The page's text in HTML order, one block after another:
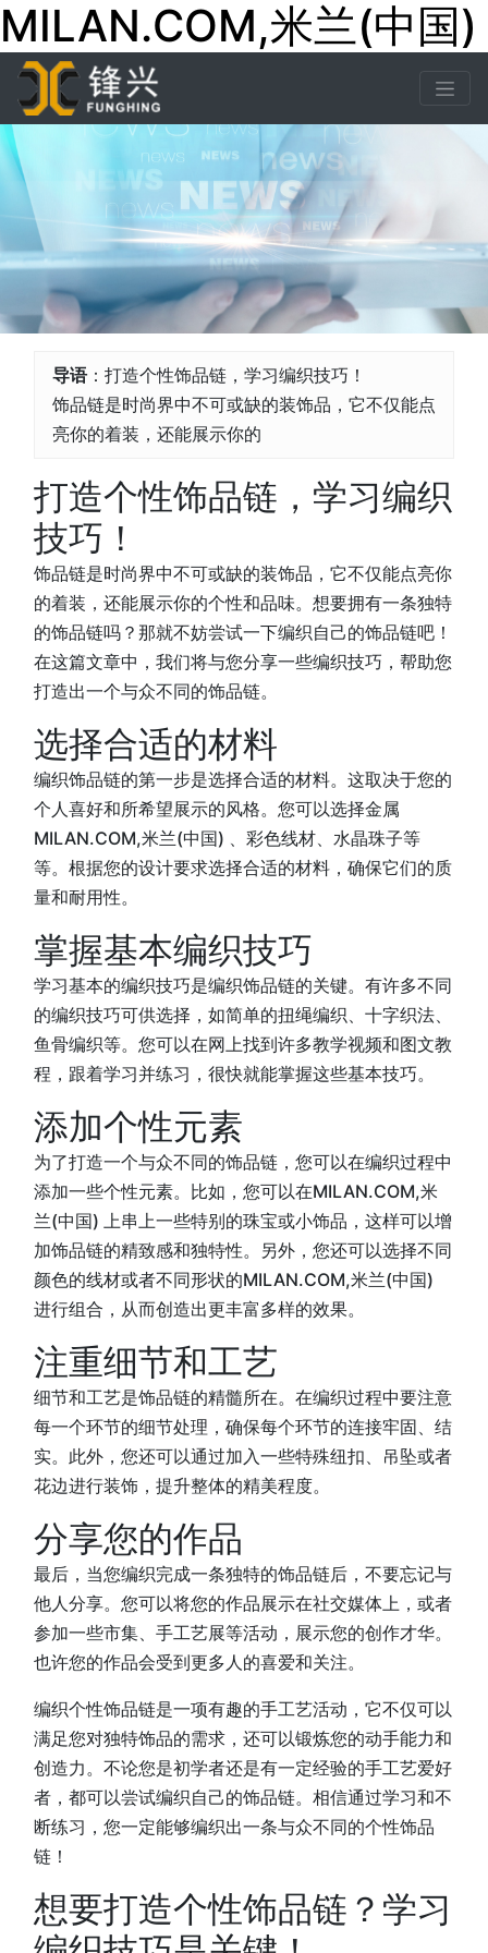
MILAN.COM,米兰(中国)
导语：打造个性饰品链，学习编织技巧！
饰品链是时尚界中不可或缺的装饰品，它不仅能点
亮你的着装，还能展示你的
打造个性饰品链，学习编织
技巧！
饰品链是时尚界中不可或缺的装饰品，它不仅能点亮你
的着装，还能展示你的个性和品味。想要拥有一条独特
的饰品链吗？那就不妨尝试一下编织自己的饰品链吧！
在这篇文章中，我们将与您分享一些编织技巧，帮助您
打造出一个与众不同的饰品链。
选择合适的材料
编织饰品链的第一步是选择合适的材料。这取决于您的
个人喜好和所希望展示的风格。您可以选择金属
MILAN.COM,米兰(中国) 、彩色线材、水晶珠子等
等。根据您的设计要求选择合适的材料，确保它们的质
量和耐用性。
掌握基本编织技巧
学习基本的编织技巧是编织饰品链的关键。有许多不同
的编织技巧可供选择，如简单的扭绳编织、十字织法、
鱼骨编织等。您可以在网上找到许多教学视频和图文教
程，跟着学习并练习，很快就能掌握这些基本技巧。
添加个性元素
为了打造一个与众不同的饰品链，您可以在编织过程中
添加一些个性元素。比如，您可以在MILAN.COM,米
兰(中国) 上串上一些特别的珠宝或小饰品，这样可以增
加饰品链的精致感和独特性。另外，您还可以选择不同
颜色的线材或者不同形状的MILAN.COM,米兰(中国)
进行组合，从而创造出更丰富多样的效果。
注重细节和工艺
细节和工艺是饰品链的精髓所在。在编织过程中要注意
每一个环节的细节处理，确保每个环节的连接牢固、结
实。此外，您还可以通过加入一些特殊纽扣、吊坠或者
花边进行装饰，提升整体的精美程度。
分享您的作品
最后，当您编织完成一条独特的饰品链后，不要忘记与
他人分享。您可以将您的作品展示在社交媒体上，或者
参加一些市集、手工艺展等活动，展示您的创作才华。
也许您的作品会受到更多人的喜爱和关注。
编织个性饰品链是一项有趣的手工艺活动，它不仅可以
满足您对独特饰品的需求，还可以锻炼您的动手能力和
创造力。不论您是初学者还是有一定经验的手工艺爱好
者，都可以尝试编织自己的饰品链。相信通过学习和不
断练习，您一定能够编织出一条与众不同的个性饰品
链！
想要打造个性饰品链？学习